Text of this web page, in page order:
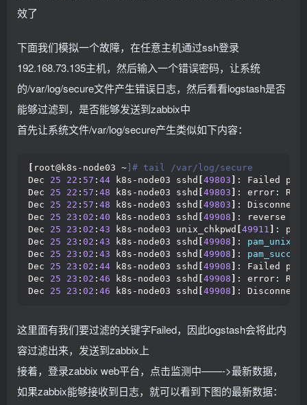
效了
下面我们模拟一个故障，在任意主机通过ssh登录
192.168.73.135主机，然后输入一个错误密码，让系统
的/var/log/secure文件产生错误日志，然后看看logstash是否
能够过滤到，是否能够发送到zabbix中
首先让系统文件/var/log/secure产生类似如下内容：
root@k8s-node03 ~ ]# tail /var/log/secure
Dec 25 22 : 57 : 44 k8s-node03 sshd 49803
: Failed
Dec 25 22 : 57 : 48 k8s-node03 sshd 49803
: error:
Dec 25 22 : 57 : 48 k8s-node03 sshd 49803
:
Dec 25 23 : 02 : 40 k8s-node03 sshd 49908
: reverse
Dec 25 23 : 02 : 43 k8s-node03 unix_chkpwd 49911
:
Dec 25 23 : 02 : 43 k8s-node03 sshd 49908 : pam_unix
Dec 25 23 : 02 : 43 k8s-node03 sshd 49908 :
Dec 25 23 : 02 : 44 k8s-node03 sshd 49908
: Failed
Dec 25 23 : 02 : 46 k8s-node03 sshd 49908
: error:
Dec 25 23 : 02 : 46 k8s-node03 sshd 49908 :
这里面有我们要过滤的关键字Failed，因此logstash会将此内
容过滤出来，发送到zabbix上
接着，登录zabbix web平台，点击监测中——->最新数据，
如果zabbix能够接收到日志，就可以看到下图的最新数据：